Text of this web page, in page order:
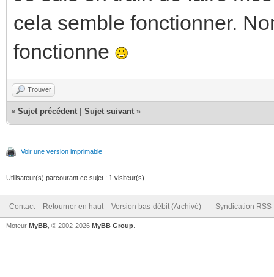
cela semble fonctionner.
fonctionne
Trouver
« Sujet précédent Sujet suivant »
Voir une version imprimable
Utilisateur(s) parcourant ce sujet : 1 visiteur(s)
Contact Retourner en haut Version bas-débit (Archivé) Syndication RSS
Moteur MyBB , © 2002-2026 MyBB Group